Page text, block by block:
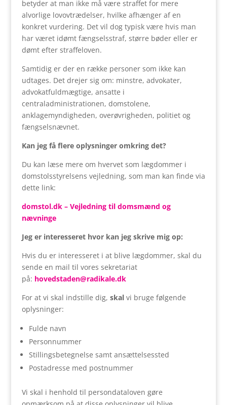
betyder at man ikke må være straffet for mere
alvorlige lovovtrædelser, hvilke afhænger af en
konkret vurdering. Det vil dog typisk være hvis man
har været idømt fængselsstraf, større bøder eller er
dømt efter straffeloven.
Samtidig er der en række personer som ikke kan
udtages. Det drejer sig om: minstre, advokater,
advokatfuldmægtige, ansatte i
centraladministrationen, domstolene,
anklagemyndigheden, overøvrigheden, politiet og
fængselsnævnet.
Kan jeg få flere oplysninger omkring det?
Du kan læse mere om hvervet som lægdommer i
domstolsstyrelsens vejledning, som man kan finde via
dette link:
domstol.dk – Vejledning til domsmænd og
nævninge
Jeg er interesseret hvor kan jeg skrive mig op:
Hvis du er interesseret i at blive lægdommer, skal du
sende en mail til vores sekretariat
på: hovedstaden@radikale.dk
For at vi skal indstille dig, skalvi bruge følgende
oplysninger:
Fulde navn
Personnummer
Stillingsbetegnelse samt ansættelsessted
Postadresse med postnummer
Vi skal i henhold til persondataloven gøre